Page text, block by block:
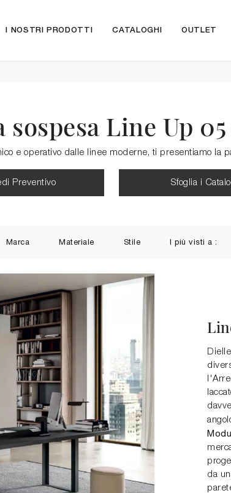
I NOSTRI PRODOTTI CATALOGHI OUTLET
sospesa Line Up
e operativo dalle linee moderne, ti presentiamo la
Preventivo Sfoglia i
Marca Materiale Stile I più visti a :
da